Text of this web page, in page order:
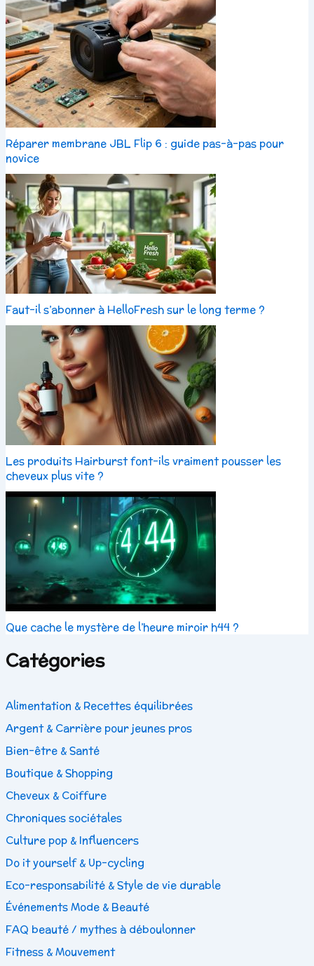
Réparer membrane JBL Flip 6 : guide pas-à-pas pour
novice
Faut-il s’abonner à HelloFresh sur le long terme ?
Les produits Hairburst font-ils vraiment pousser les
cheveux plus vite ?
Que cache le mystère de l’heure miroir h44 ?
Catégories
Alimentation & Recettes équilibrées
Argent & Carrière pour jeunes pros
Bien-être & Santé
Boutique & Shopping
Cheveux & Coiffure
Chroniques sociétales
Culture pop & Influencers
Do it yourself & Up-cycling
Eco-responsabilité & Style de vie durable
Événements Mode & Beauté
FAQ beauté / mythes à déboulonner
Fitness & Mouvement